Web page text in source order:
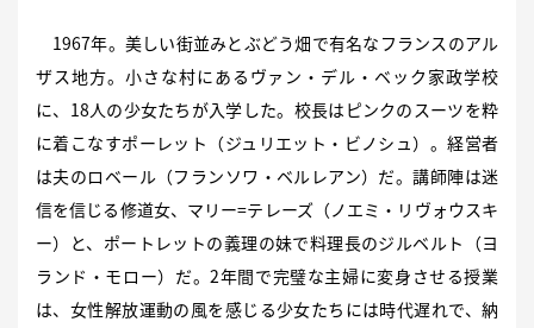
1967年。美しい街並みとぶどう畑で有名なフランスのアル
ザス地方。小さな村にあるヴァン・デル・ベック家政学校
に、18人の少女たちが入学した。校長はピンクのスーツを粋
に着こなすポーレット（ジュリエット・ビノシュ）。経営者
は夫のロベール（フランソワ・ベルレアン）だ。講師陣は迷
信を信じる修道女、マリー=テレーズ（ノエミ・リヴォウスキ
ー）と、ポートレットの義理の妹で料理長のジルベルト（ヨ
ランド・モロー）だ。2年間で完璧な主婦に変身させる授業
は、女性解放運動の風を感じる少女たちには時代遅れで、納